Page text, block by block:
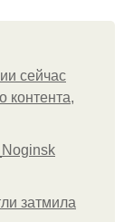
сейчас
контента,
затмила